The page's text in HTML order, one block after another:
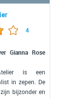
4
Gianna Rose
is een
in zepen. De
bijzonder en